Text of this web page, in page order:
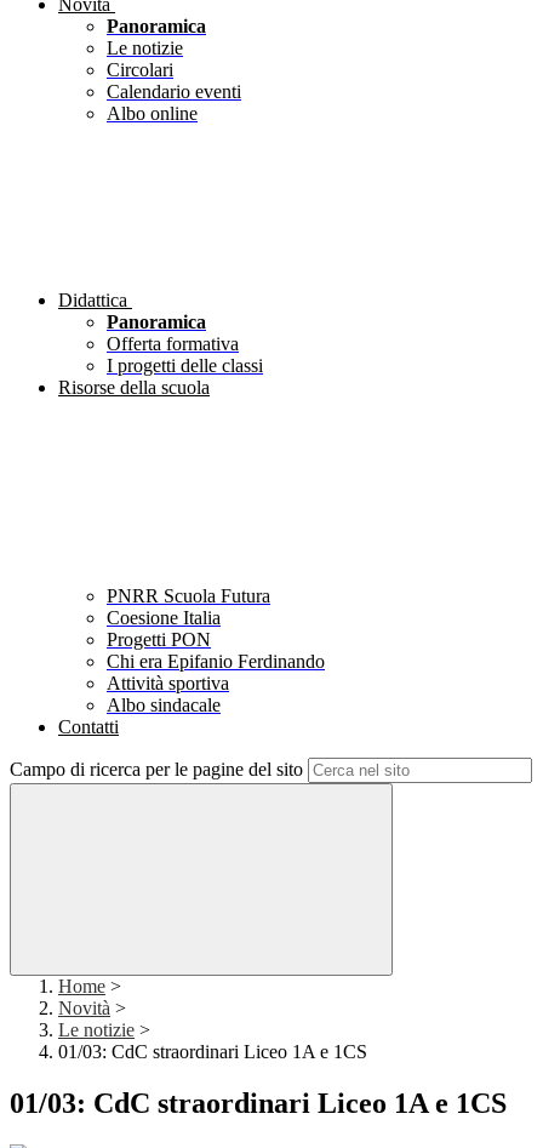
Novità
Panoramica
Le notizie
Circolari
Calendario eventi
Albo online
Didattica
Panoramica
Offerta formativa
I progetti delle classi
Risorse della scuola
PNRR Scuola Futura
Coesione Italia
Progetti PON
Chi era Epifanio Ferdinando
Attività sportiva
Albo sindacale
Contatti
Campo di ricerca per le pagine del sito
Home >
Novità >
Le notizie >
01/03: CdC straordinari Liceo 1A e 1CS
01/03: CdC straordinari Liceo 1A e 1CS